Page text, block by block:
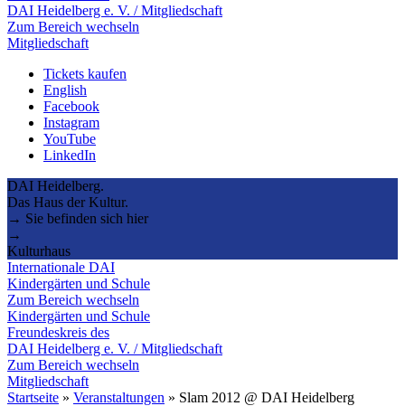
DAI Heidelberg e. V. / Mitgliedschaft
Zum Bereich wechseln
Mitgliedschaft
Tickets kaufen
English
Facebook
Instagram
YouTube
LinkedIn
DAI Heidelberg.
Das Haus der Kultur.
→ Sie befinden sich hier
→
Kulturhaus
Internationale DAI
Kindergärten und Schule
Zum Bereich wechseln
Kindergärten und Schule
Freundeskreis des
DAI Heidelberg e. V. / Mitgliedschaft
Zum Bereich wechseln
Mitgliedschaft
Startseite » Veranstaltungen » Slam 2012 @ DAI Heidelberg